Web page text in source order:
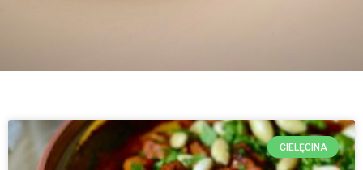
CIELĘCINA